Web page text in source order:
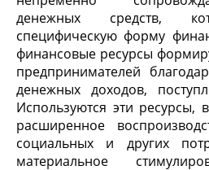
денежных средств,
специфическую форму
финансовые ресурсы
предпринимателей
денежных доходов,
Используются эти ресурсы,
расширенное
социальных и других
материальное